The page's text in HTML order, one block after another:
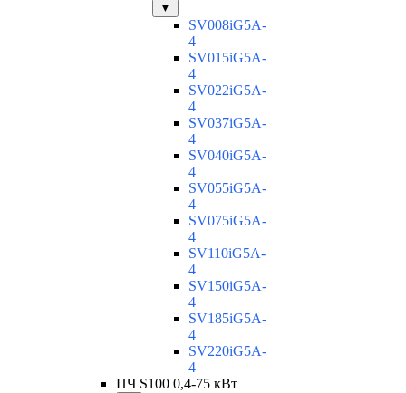
▼
SV008iG5A-
4
SV015iG5A-
4
SV022iG5A-
4
SV037iG5A-
4
SV040iG5A-
4
SV055iG5A-
4
SV075iG5A-
4
SV110iG5A-
4
SV150iG5A-
4
SV185iG5A-
4
SV220iG5A-
4
ПЧ S100 0,4-75 кВт